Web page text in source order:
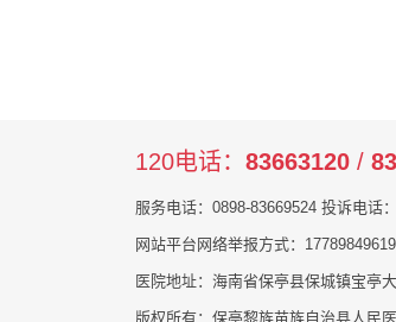
（保亭黎族
2025
120电话： 83663120 /
服务电话：0898-83669524 投诉电话
网站平台网络举报方式：
医院地址：海南省保亭县保城镇宝亭
版权所有：保亭黎族苗族自治县人民